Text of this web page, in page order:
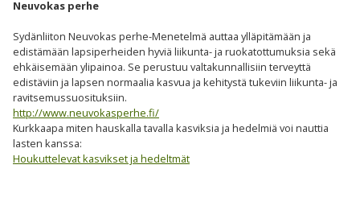
Neuvokas perhe
Sydänliiton Neuvokas perhe-Menetelmä auttaa ylläpitämään ja
edistämään lapsiperheiden hyviä liikunta- ja ruokatottumuksia sekä
ehkäisemään ylipainoa. Se perustuu valtakunnallisiin terveyttä
edistäviin ja lapsen normaalia kasvua ja kehitystä tukeviin liikunta- ja
ravitsemussuosituksiin.
http://www.neuvokasperhe.fi/
Kurkkaapa miten hauskalla tavalla kasviksia ja hedelmiä voi nauttia
lasten kanssa:
Houkuttelevat kasvikset ja hedeltmät